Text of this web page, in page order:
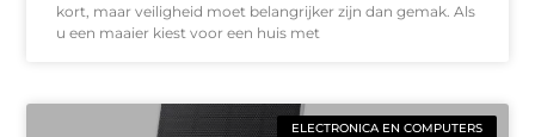
kort, maar veiligheid moet belangrijker zijn dan gemak. Als
u een maaier kiest voor een huis met
ELECTRONICA EN COMPUTERS